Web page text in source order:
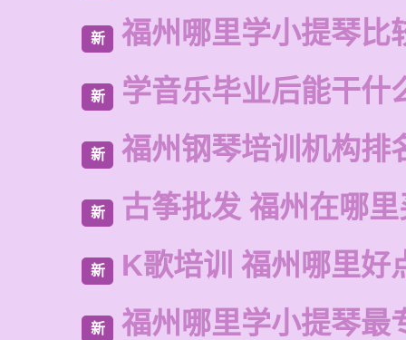
新 福州哪里学小提琴比
新 学音乐毕业后能干什
新 福州钢琴培训机构排
新 古筝批发 福州在哪
新 K歌培训 福州哪里好
新 福州哪里学小提琴最